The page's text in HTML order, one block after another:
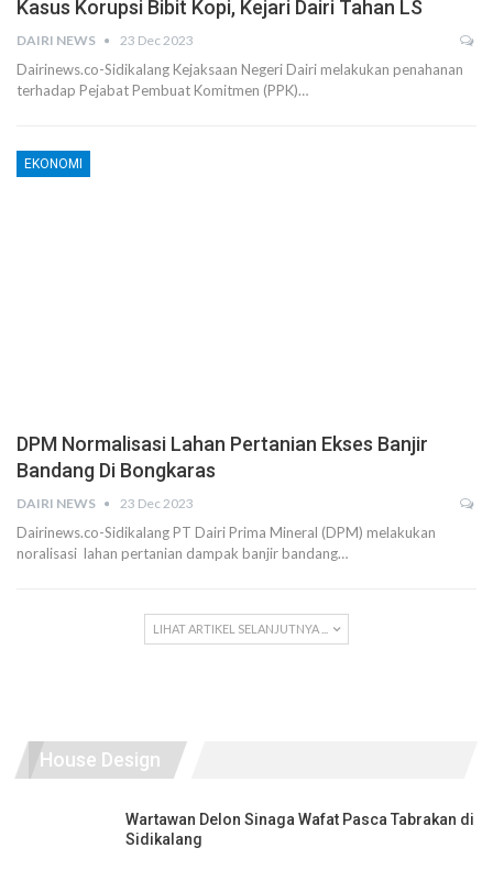
Kasus Korupsi Bibit Kopi, Kejari Dairi Tahan LS
DAIRI NEWS 23 Dec 2023
Dairinews.co-Sidikalang Kejaksaan Negeri Dairi melakukan penahanan
terhadap Pejabat Pembuat Komitmen (PPK)…
EKONOMI
DPM Normalisasi Lahan Pertanian Ekses Banjir
Bandang Di Bongkaras
DAIRI NEWS 23 Dec 2023
Dairinews.co-Sidikalang PT Dairi Prima Mineral (DPM) melakukan
noralisasi lahan pertanian dampak banjir bandang…
LIHAT ARTIKEL SELANJUTNYA ...
House Design
Wartawan Delon Sinaga Wafat Pasca Tabrakan di
Sidikalang